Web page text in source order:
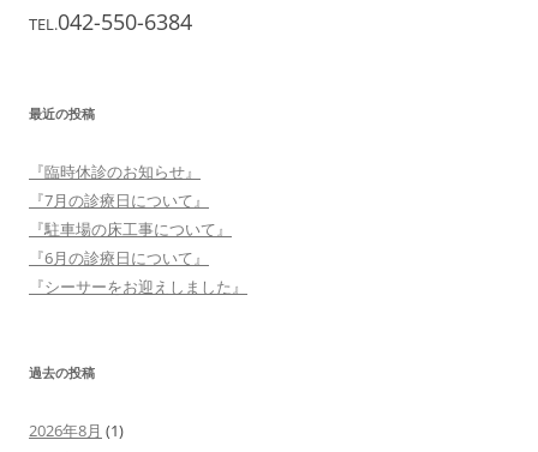
TEL.042-550-6384
最近の投稿
『臨時休診のお知らせ』
『7月の診療日について』
『駐車場の床工事について』
『6月の診療日について』
『シーサーをお迎えしました』
過去の投稿
2026年8月 (1)